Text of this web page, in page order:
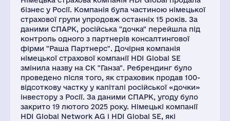
бізнес у Росії. Компанія була частиною німецької
страхової групи упродовж останніх 15 років. За
даними СПАРК, російська "дочка" перейшла під
контроль одного з партнерів консалтингової
фірми "Раша Партнерс". Дочірня компанія
німецької страхової компанії HDI Global SE
змінила назву на СК "Ганза". Ребрендинг було
проведено після того, як страховик продав 100-
відсоткову частку у капіталі російської «дочки»
інвестору з Росії. За даними СПАРК, угоду було
закрито 19 лютого 2025 року. Німецькі компанії
HDІ Global Network AG і HDI Global SE, які